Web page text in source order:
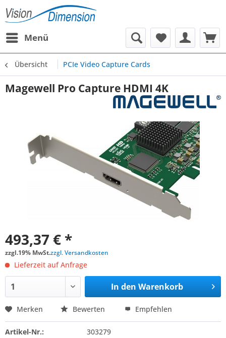
Menü
Übersicht PCIe Video Capture Cards
Magewell Pro Capture HDMI 4K
493,37 € *
zzgl.19% MwSt.zzgl. Versandkosten
Lieferzeit auf Anfrage
In den Warenkorb
Merken Bewerten Empfehlen
Artikel-Nr.: 303279